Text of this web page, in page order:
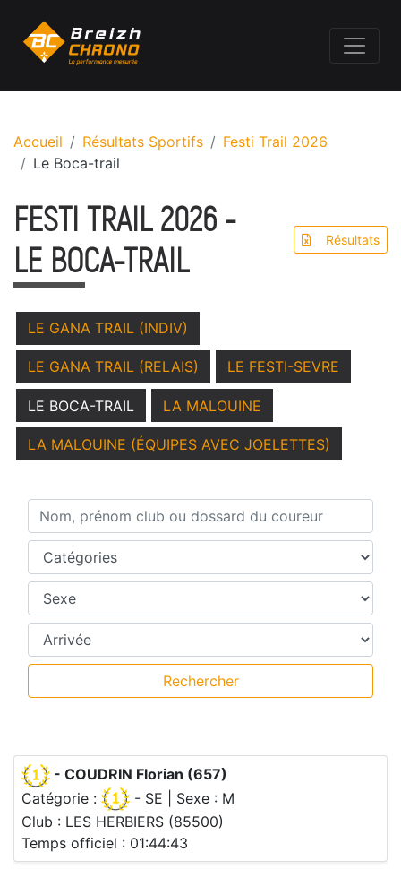
Accueil Résultats Sportifs
Festi Trail 2026
Le Boca-trail
FESTI TRAIL 2026 -
LE BOCA-TRAIL
Résultats
LE GANA TRAIL (INDIV)
LE GANA TRAIL (RELAIS) LE FESTI-SEVRE
LE BOCA-TRAIL LA MALOUINE
LA MALOUINE (ÉQUIPES AVEC JOELETTES)
Nom, prénom club ou dossard du coureur
Catégories
Sexe
Temps intermédiaires
Rechercher